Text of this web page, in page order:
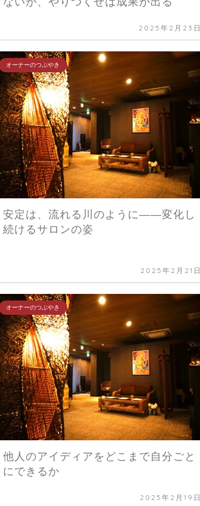
2025年2月23日
オーナーのつぶやき
安定は、流れる川のように――変化し
続けるサロンの姿
2025年2月21日
オーナーのつぶやき
他人のアイディアをどこまで自分ごと
にできるか
2025年2月19日